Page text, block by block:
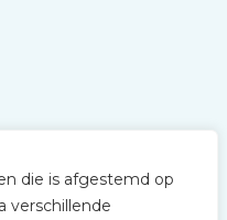
die is afgestemd op
verschillende